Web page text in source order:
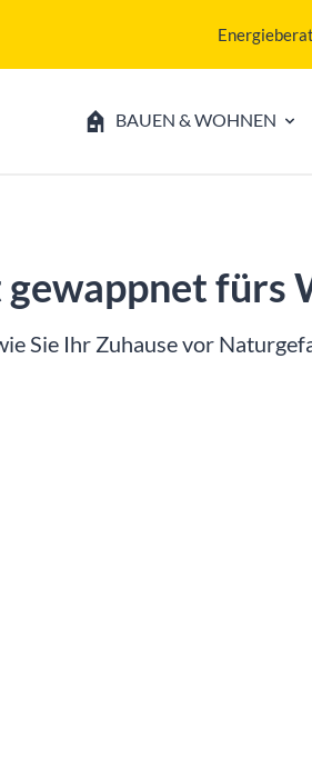
BAUEN & WOHNEN
fürs
Sie Ihr Zuhause vor